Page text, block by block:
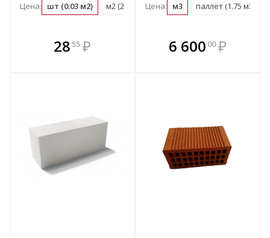
Цена: шт (0.03 м2) м2 (28.6 шт) поддон (224 шт)
2855 ₽
В комплекте
всегда выгоднее!
Цена: м3 паллет (1.75 м3)
В комплекте
всегда выгоднее!
6 600 00 ₽